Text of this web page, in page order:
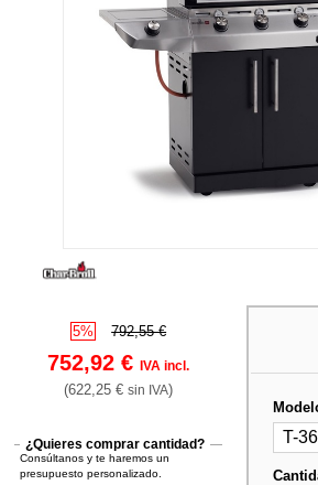
5% 792,55 €
752,92 €IVA incl.
(622,25 €sin IVA)
¿Quieres comprar cantidad?
Consúltanos y te haremos un
presupuesto personalizado.